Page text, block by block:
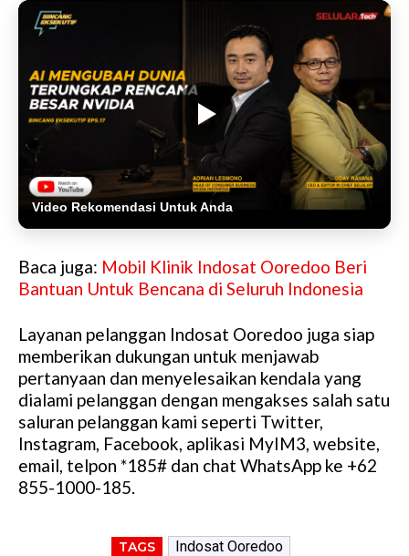
Video Rekomendasi Untuk Anda
Baca juga: Mobil Klinik Indosat Ooredoo Beri
Bantuan Untuk Bencana di Seluruh Indonesia
Layanan pelanggan Indosat Ooredoo juga siap
memberikan dukungan untuk menjawab
pertanyaan dan menyelesaikan kendala yang
dialami pelanggan dengan mengakses salah satu
saluran pelanggan kami seperti Twitter,
Instagram, Facebook, aplikasi MyIM3, website,
email, telpon *185# dan chat WhatsApp ke +62
855-1000-185.
TAGS Indosat Ooredoo